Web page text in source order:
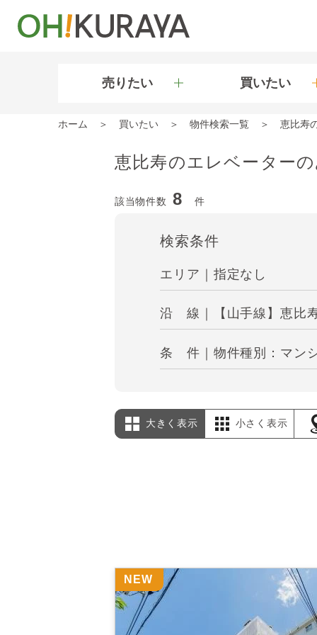
売りたい 買いたい
ホーム 買いたい 物件検索一覧 恵比寿
恵比寿のエレベーター
該当物件数 8 件
検索条件
エリア｜指定なし
沿 線｜【山手線】恵比
条 件｜物件種別：マン
大きく表示 小さく表示
NEW